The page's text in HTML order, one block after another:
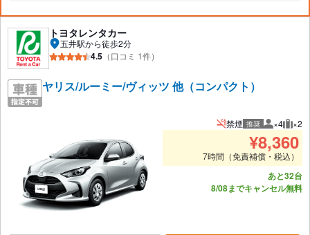
トヨタレンタカー
五井駅から徒歩2分
4.5 （口コミ 1件）
ヤリス/ルーミー/ヴィッツ 他（コンパクト）
禁煙 推奨 推奨人数
×4 推
×2
¥8,360
7時間（免責補償・税込）
あと32台
8/08までキャンセル無料